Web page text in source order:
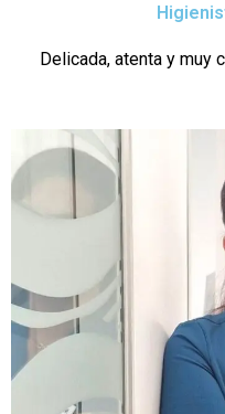
Delicada, atenta y muy